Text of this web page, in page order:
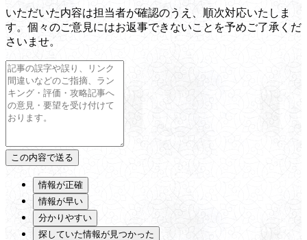
いただいた内容は担当者が確認のうえ、順次対応いたしま
す。個々のご意見にはお返事できないことを予めご了承くだ
さいませ。
情報が正確
情報が早い
分かりやすい
探していた情報が見つかった